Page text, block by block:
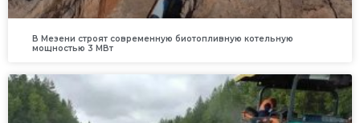
В Мезени строят современную биотопливную котельную
мощностью 3 МВт